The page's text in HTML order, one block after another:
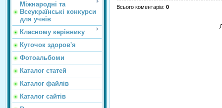
Міжнародні та
Всеукраїнські конкурси
для учнів
Класному керівнику
Куточок здоров'я
Фотоальбоми
Каталог статей
Каталог файлів
Каталог сайтiв
Всього коментарів: 0